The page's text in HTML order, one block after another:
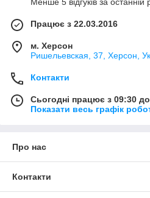
Менше 5 відгуків за останній
Працює з 22.03.2016
м. Херсон
Ришельевская, 37, Херсон,
Контакти
Сьогодні працює з 09:30
Показати весь графік
Про нас
Контакти